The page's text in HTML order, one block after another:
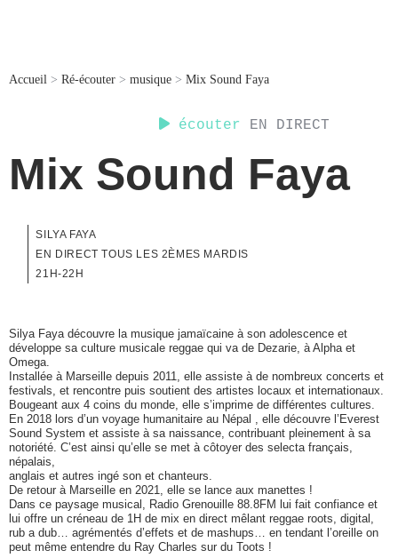
écouter EN DIRECT
Accueil > Ré-écouter > musique > Mix Sound Faya
Mix Sound Faya
SILYA FAYA
EN DIRECT TOUS LES 2ÈMES MARDIS
21H-22H
Silya Faya découvre la musique jamaïcaine à son adolescence et
développe sa culture musicale reggae qui va de Dezarie, à Alpha et
Omega.
Installée à Marseille depuis 2011, elle assiste à de nombreux concerts et
festivals, et rencontre puis soutient des artistes locaux et internationaux.
Bougeant aux 4 coins du monde, elle s’imprime de différentes cultures.
En 2018 lors d’un voyage humanitaire au Népal , elle découvre l’Everest
Sound System et assiste à sa naissance, contribuant pleinement à sa
notoriété. C’est ainsi qu’elle se met à côtoyer des selecta français,
népalais,
anglais et autres ingé son et chanteurs.
De retour à Marseille en 2021, elle se lance aux manettes !
Dans ce paysage musical, Radio Grenouille 88.8FM lui fait confiance et
lui offre un créneau de 1H de mix en direct mêlant reggae roots, digital,
rub a dub… agrémentés d’effets et de mashups… en tendant l’oreille on
peut même entendre du Ray Charles sur du Toots !